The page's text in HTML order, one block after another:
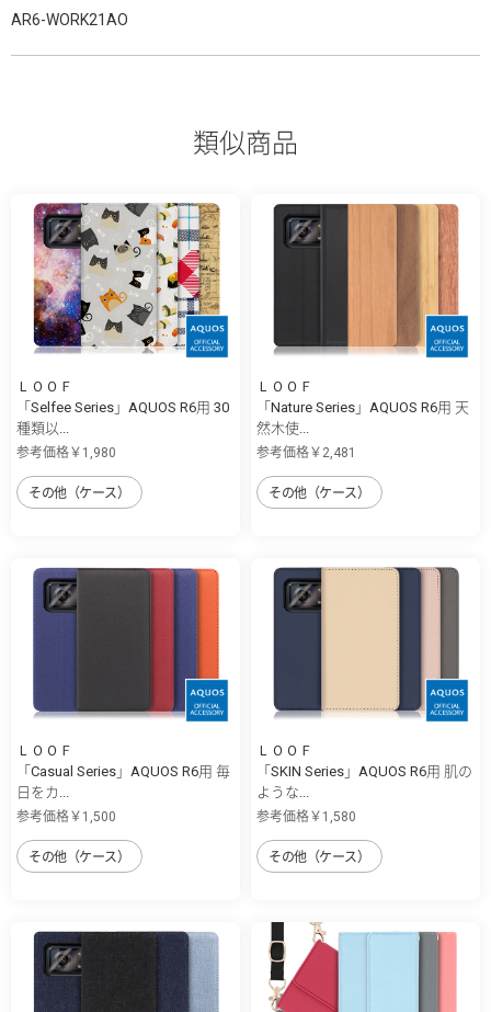
AR6-WORK21AO
類似商品
ＬＯＯＦ
「Selfee Series」AQUOS R6用 30
種類以...
参考価格￥1,980
その他（ケース）
ＬＯＯＦ
「Nature Series」AQUOS R6用 天
然木使...
参考価格￥2,481
その他（ケース）
ＬＯＯＦ
「Casual Series」AQUOS R6用 毎
日をカ...
参考価格￥1,500
その他（ケース）
ＬＯＯＦ
「SKIN Series」AQUOS R6用 肌の
ような...
参考価格￥1,580
その他（ケース）